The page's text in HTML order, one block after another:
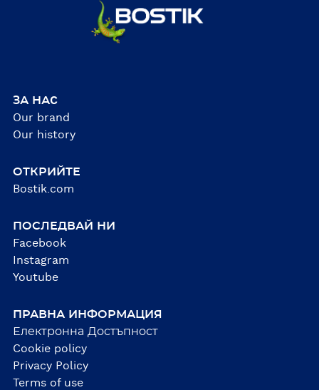
ЗА НАC
Our brand
Our history
ОТКРИЙТЕ
Bostik.com
ПОСЛЕДВАЙ НИ
Facebook
Instagram
Youtube
ПРАВНА ИНФОРМАЦИЯ
Електронна Достъпност
Cookie policy
Privacy Policy
Terms of use